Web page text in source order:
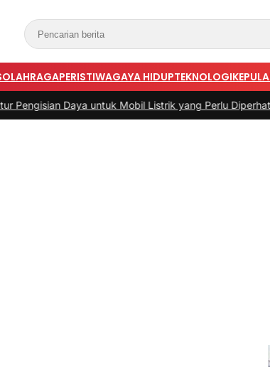
OLAHRAGAPERISTIWAGAYA HIDUPTEKNOLOGI
Daya untuk Mobil Listrik yang Perlu Diperhatikan|#3 -